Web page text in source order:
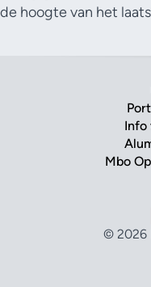
de hoogte van het
Info
Mbo
© 2026